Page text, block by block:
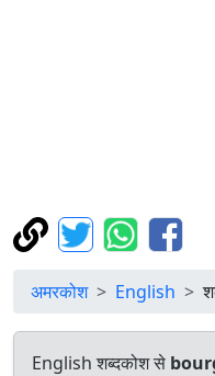
अमरकोश English
English शब्दकोश से